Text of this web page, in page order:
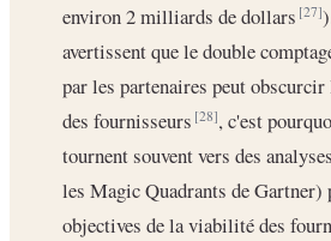
environ 2 milliards de dollars[27]
avertissent que le double
par les partenaires peut obscurcir
des fournisseurs[28], c'est
tournent souvent vers des
les Magic Quadrants de Gartner)
objectives de la viabilité des